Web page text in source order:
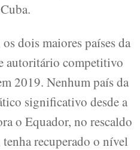
dois maiores países da
autoritário competitivo
2019. Nenhum país da
significativo desde a
o Equador, no rescaldo
recuperado o nível